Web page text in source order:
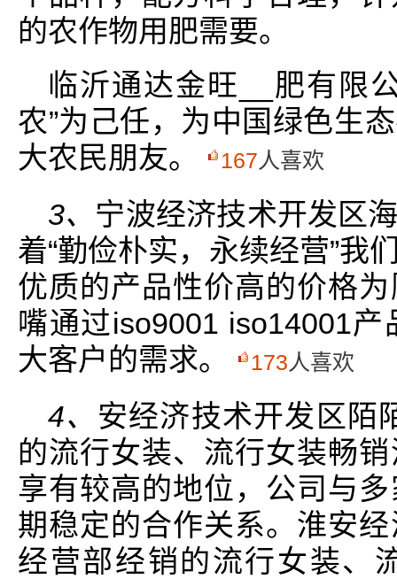
的农作物用肥需要。
临沂通达金旺__肥有限
农”为己任，为中国绿色生
大农民朋友。
167人喜欢
3、 宁波经济技术开发区
着“勤俭朴实，永续经营”我
优质的产品性价高的价格
嘴通过iso9001 iso14001
大客户的需求。
173人喜欢
4、 安经济技术开发区陌
的流行女装、流行女装畅
享有较高的地位，公司与
期稳定的合作关系。淮安
经营部经销的流行女装、